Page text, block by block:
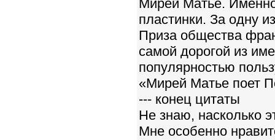
Мирей Матье.
пластинки. За одну
Приза общества
самой дорогой из
популярностью
«Мирей Матье поет
--- конец цитаты
Не знаю, насколько
Мне особенно